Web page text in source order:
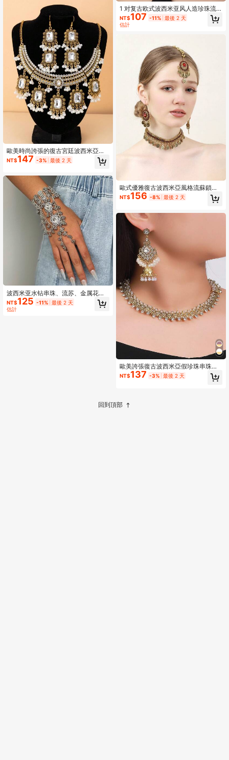
歐美時尚誇張的復古宮廷波西米亞風
格方形鑲嵌鑽石串珠耳環,全鑲嵌鑽石
貼頸項鍊和手鐲套裝
NT$147 -3% 最後 2 天
波西米亚水钻串珠、流苏、金属花卉
图案可叠戴指环和手链套装，复古时
尚女士配饰
NT$125 -11% 最後 2 天
估計
1 对复古欧式波西米亚风人造珍珠流
苏铃铛耳环，空心钻石镶嵌 3 层圆形
人造珍珠吊坠耳环，精致时尚珠宝
NT$107 -11% 最後 2 天
估計
歐式優雅復古波西米亞風格流蘇鎖骨
項鍊，鑲嵌鑽石和水滴形珠子，閃亮
的耳環和誇張的發帶，3入組，適用於
NT$156 -8% 最後 2 天
歐美誇張復古波西米亞假珍珠串珠項
鍊套裝,包括耳環和鎖骨項鍊,帶有鑽石
細節和流蘇
NT$137 -3% 最後 2 天
回到頂部